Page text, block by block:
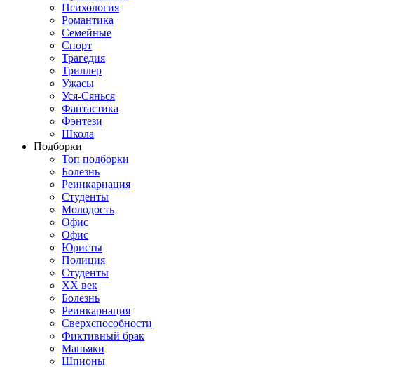
Психология
Романтика
Семейные
Спорт
Трагедия
Триллер
Ужасы
Уся-Сянься
Фантастика
Фэнтези
Школа
Подборки
Топ подборки
Болезнь
Реинкарнация
Студенты
Молодость
Офис
Офис
Юристы
Полиция
Студенты
ХХ век
Болезнь
Реинкарнация
Сверхспособности
Фиктивный брак
Маньяки
Шпионы